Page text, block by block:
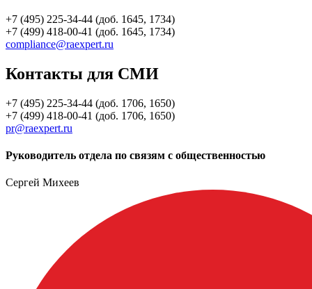
+7 (495) 225-34-44 (доб. 1645, 1734)
+7 (499) 418-00-41 (доб. 1645, 1734)
compliance@raexpert.ru
Контакты для СМИ
+7 (495) 225-34-44 (доб. 1706, 1650)
+7 (499) 418-00-41 (доб. 1706, 1650)
pr@raexpert.ru
Руководитель отдела по связям с общественностью
Сергей Михеев